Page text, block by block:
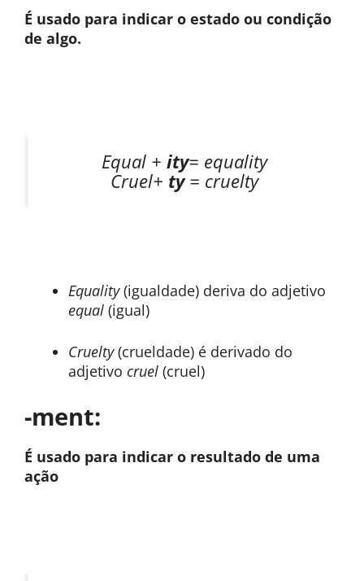
É usado para indicar o estado ou condição
de algo.
Equal + ity= equality
Cruel+ ty= cruelty
Equality(igualdade) deriva do adjetivo
equal (igual)
Cruelty(crueldade) é derivado do
adjetivo cruel (cruel)
-ment:
É usado para indicar o resultado de uma
ação